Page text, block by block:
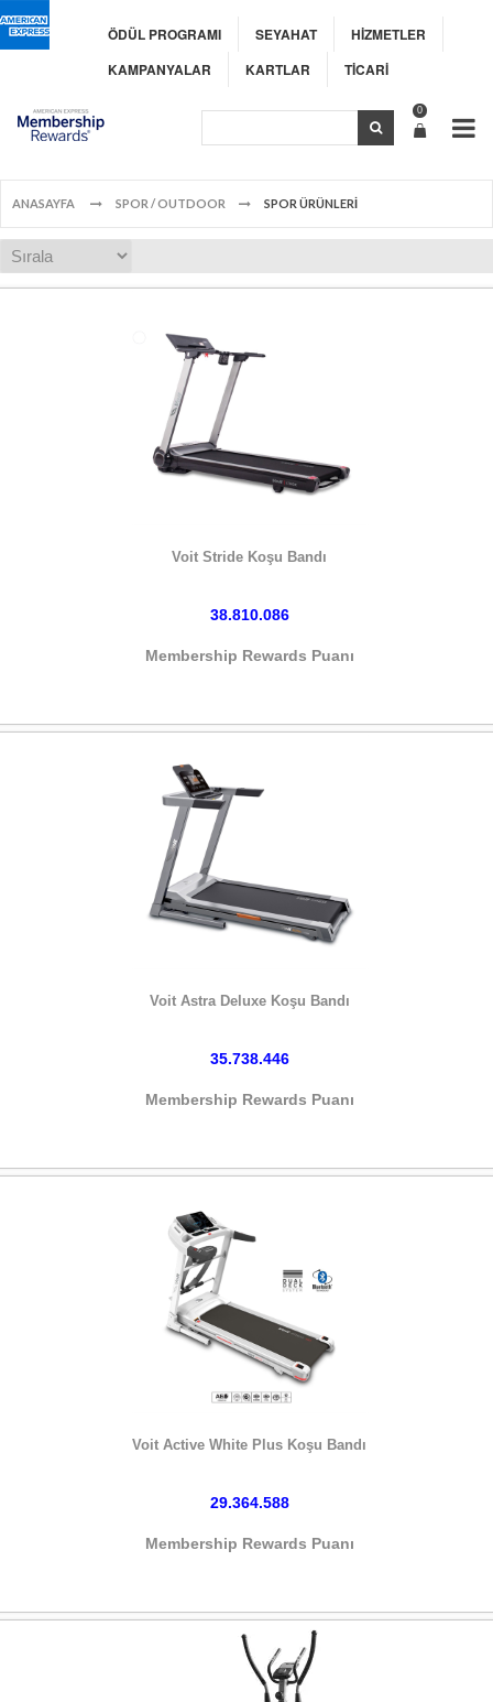
ÖDÜL PROGRAMI SEYAHAT
HİZMETLER
KAMPANYALAR
KARTLAR TİCARİ
0
ANASAYFA SPOR / OUTDOOR SPOR ÜRÜNLERİ
Voit Stride Koşu Bandı
38.810.086
Membership Rewards Puanı
Voit Astra Deluxe Koşu Bandı
35.738.446
Membership Rewards Puanı
Voit Active White Plus Koşu Bandı
29.364.588
Membership Rewards Puanı